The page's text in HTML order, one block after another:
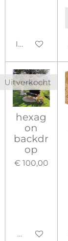
In
Uitverkocht
hexag
on
backdr
op
€ 100,00
Uitverkocht